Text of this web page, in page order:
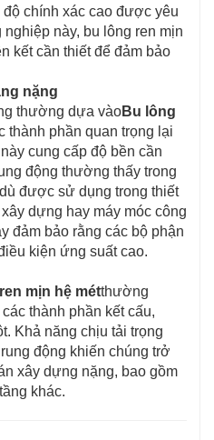
độ chính xác cao được yêu
này, bu lông ren mịn
kết cần thiết để đảm bảo
nặng
thường dựa vàoBu lông
thành phần quan trọng lại
cung cấp độ bền cần
động thường thấy trong
được sử dụng trong thiết
dựng hay máy móc công
đảm bảo rằng các bộ phận
kiện ứng suất cao.
mịn hệ métthường
thành phần kết cấu,
Khả năng chịu tải trọng
động khiến chúng trở
xây dựng nặng, bao gồm
khác.